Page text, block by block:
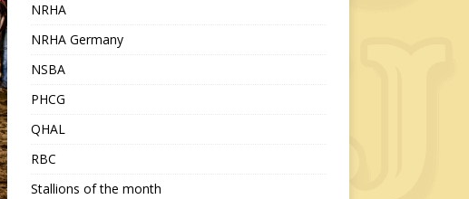
NRHA
NRHA Germany
NSBA
PHCG
QHAL
RBC
Stallions of the month